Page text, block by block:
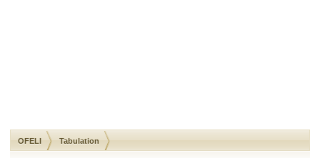
OFELI Tabulation